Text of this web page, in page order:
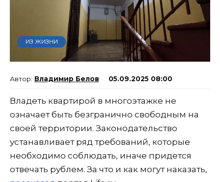
ИЗ ЖИЗНИ
Владимир Белов 05.09.2025 08:00
Владеть квартирой в многоэтажке не
означает быть безгранично свободным на
своей территории. Законодательство
устанавливает ряд требований, которые
необходимо соблюдать, иначе придется
отвечать рублем. За что и как могут наказать,